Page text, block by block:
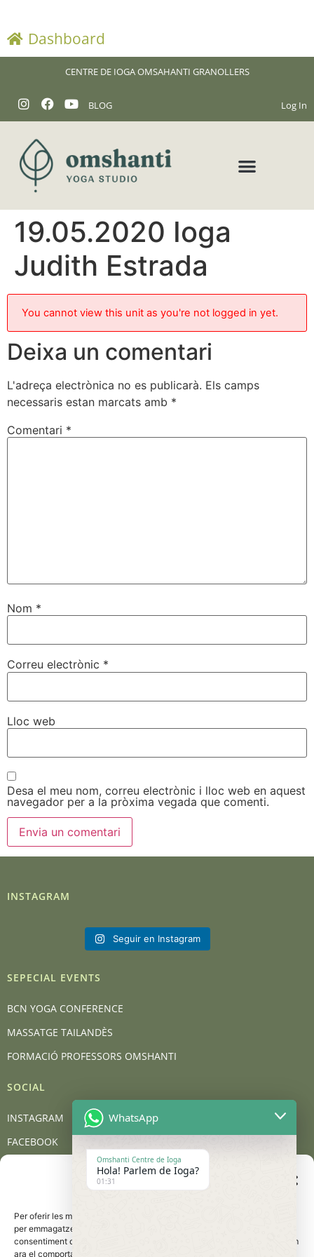
Gestionar el consentiment
de les galetes
Per oferir les millors experiències, utilitzem tecnologies com les galetes
per emmagatzemar i/o accedir a la informació del dispositiu. El
consentiment d'aquestes tecnologies ens permetrà processar dades com
ara el comportament de navegació o les identificacions úniques en
Dashboard
CENTRE DE IOGA OMSAHANTI GRANOLLERS
BLOG Log In
19.05.2020 Ioga
Judith Estrada
You cannot view this unit as you're not logged in yet.
Deixa un comentari
L'adreça electrònica no es publicarà. Els camps
necessaris estan marcats amb *
Comentari *
Nom *
Correu electrònic *
Lloc web
Desa el meu nom, correu electrònic i lloc web en aquest
navegador per a la pròxima vegada que comenti.
INSTAGRAM
Seguir en Instagram
SEPECIAL EVENTS
BCN YOGA CONFERENCE
MASSATGE TAILANDÈS
FORMACIÓ PROFESSORS OMSHANTI
SOCIAL
INSTAGRAM
FACEBOOK
CONTACT
Carrer de Barcelona, 95, 08401 Granollers
WhatsApp
Omshanti Centre de Ioga
Hola! Parlem de Ioga?
01:31